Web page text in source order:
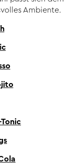
Ambiente.